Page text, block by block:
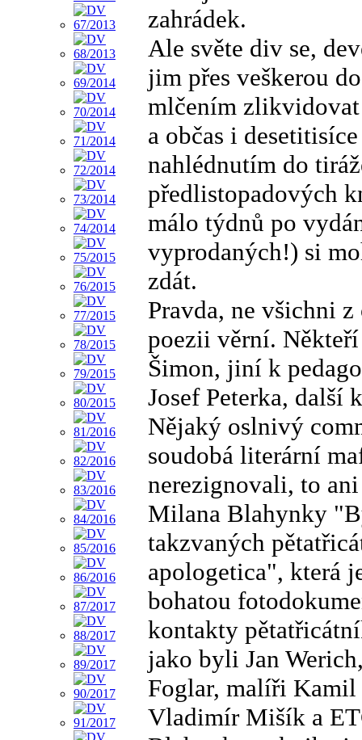
zahrádek.
Ale světe div se,
jim přes veškerou
mlčením
a občas i
nahlédnutím do
předlistopadových
málo týdnů po
vyprodaných!) si
zdát.
Pravda, ne všichni
poezii věrní.
Šimon, jiní k
Josef Peterka, další
Nějaký oslnivý
soudobá literární
nerezignovali, to
Milana Blahynky
takzvaných
apologetica", která
bohatou
kontakty
jako byli Jan
Foglar, malíři
Vladimír Mišík a